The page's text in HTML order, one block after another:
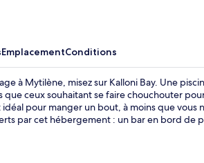
EmplacementConditions
à Mytilène, misez sur Kalloni Bay. Une
ceux souhaitant se faire chouchouter
pour manger un bout, à moins que
par cet hébergement : un bar en bord de